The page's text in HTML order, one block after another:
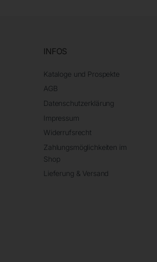
INFOS
Kataloge und Prospekte
AGB
Datenschutzerklärung
Impressum
Widerrufsrecht
Zahlungsmöglichkeiten im
Shop
Lieferung & Versand